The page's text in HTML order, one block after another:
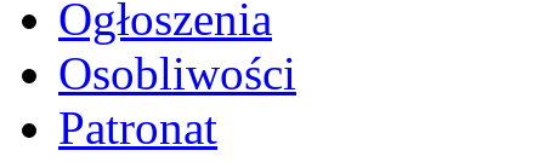
Ogłoszenia
Osobliwości
Patronat